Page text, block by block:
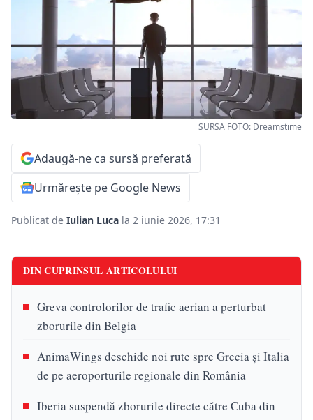
SURSA FOTO: Dreamstime
Adaugă-ne ca sursă preferată
Urmărește pe Google News
Publicat de Iulian Luca la 2 iunie 2026, 17:31
DIN CUPRINSUL ARTICOLULUI
Greva controlorilor de trafic aerian a perturbat
zborurile din Belgia
AnimaWings deschide noi rute spre Grecia și Italia
de pe aeroporturile regionale din România
Iberia suspendă zborurile directe către Cuba din